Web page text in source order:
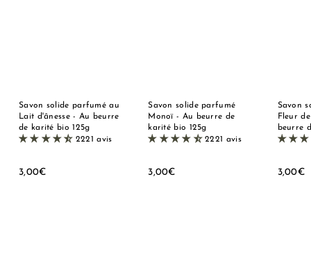
Savon solide parfumé au
Lait d'ânesse - Au beurre
de karité bio 125g
2221 avis
3,00€3
Savon solide parfumé
Monoï - Au beurre de
karité bio 125g
2221 avis
3,00€3
Savon
Fleur
beurre
3,00€3